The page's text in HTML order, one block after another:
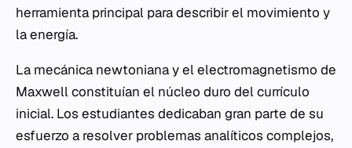
herramienta principal para describir el movimiento y
la energía.
La mecánica newtoniana y el electromagnetismo de
Maxwell constituían el núcleo duro del currículo
inicial. Los estudiantes dedicaban gran parte de su
esfuerzo a resolver problemas analíticos complejos,